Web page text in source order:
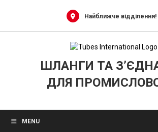
Найближче відділення!
ШЛАНГИ ТА
ДЛЯ
MENU